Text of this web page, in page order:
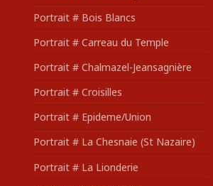
Portrait # Bois Blancs
Portrait # Carreau du Temple
Portrait # Chalmazel-Jeansagnière
Portrait # Croisilles
Portrait # Epideme/Union
Portrait # La Chesnaie (St Nazaire)
Portrait # La Lionderie